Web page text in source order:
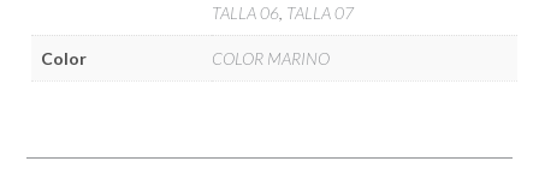
TALLA 06 TALLA 07
Color COLOR MARINO